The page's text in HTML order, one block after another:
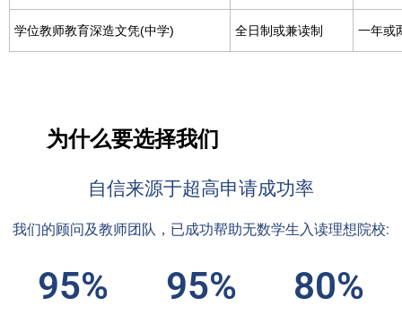
学位教师教育深造文凭(中学) 全日制或兼读制 一年或
为什么要选择我们
自信来源于超高申请成功率
我们的顾问及教师团队，已成功帮助无数学生入读理想院校:
95% 95% 80%